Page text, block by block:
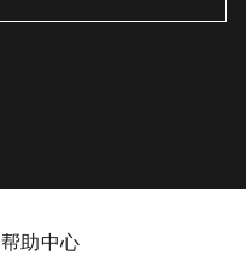
帮助中心